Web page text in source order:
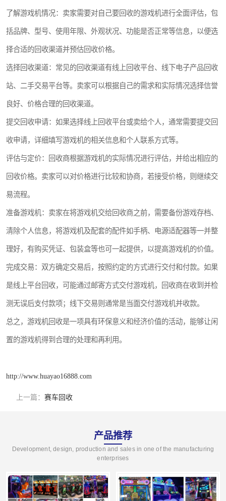
了解游戏机情况：卖家需要对自己要回收的游戏机进行全面评估，包
括品牌、型号、使用年限、外观状况、功能是否正常等信息，以便选
择合适的回收渠道并预估回收价格。
选择回收渠道：常见的回收渠道有线上回收平台、线下电子产品回收
站、二手交易平台等。卖家可以根据自己的需求和实际情况选择信誉
良好、价格合理的回收渠道。
提交回收申请：如果选择线上回收平台或卖给个人，通常需要提交回
收申请，详细填写游戏机的相关信息和个人联系方式等。
评估与定价：回收商根据游戏机的实际情况进行评估，并给出相应的
回收价格。卖家可以对价格进行比较和协商，若接受价格，则继续交
易流程。
准备游戏机：卖家在将游戏机交给回收商之前，需要备份游戏存档、
清除个人信息，将游戏机及配套的配件如手柄、电源适配器等一并整
理好，有购买凭证、包装盒等也可一起提供，以提高游戏机的价值。
完成交易：双方确定交易后，按照约定的方式进行交付和付款。如果
是线上平台回收，可能通过邮寄方式交付游戏机，回收商在收到并检
测无误后支付款项；线下交易则通常是当面交付游戏机并收款。
总之，游戏机回收是一项具有环保意义和经济价值的活动，能够让闲
置的游戏机得到合理的处理和再利用。
http://www.huayao16888.com
上一篇： 赛车回收
产品推荐
Development, design, production and sales in one of the manufacturing
enterprises